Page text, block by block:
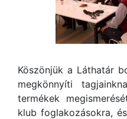
Köszönjük a Láthatár
megkönnyíti
termékek
klub foglakozásokra,